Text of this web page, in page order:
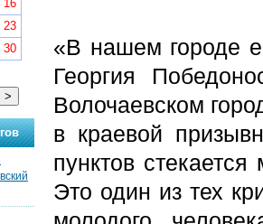
«В нашем городе
Георгия
Волочаевском
в краевой
пунктов
Это один из тех
16
23
30
>